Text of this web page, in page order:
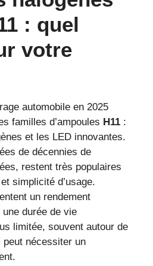
: quel
votre
automobile en 2025
familles d’ampoules H11 :
et les LED innovantes.
de décennies de
restent très populaires
simplicité d’usage.
un rendement
une durée de vie
limitée, souvent autour de
peut nécessiter un